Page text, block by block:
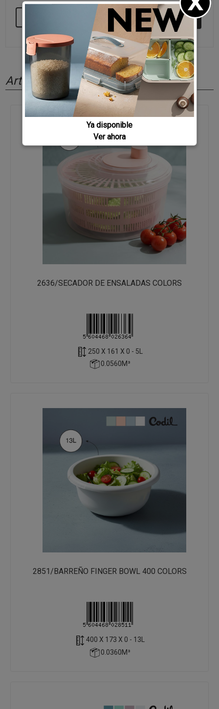
SEGUIR COMPRANDO
Artículos relacionados
2636/SECADOR DE ENSALADAS COLORS
250 X 161 X 0 - 5L
0.0560M³
2851/BARREÑO FINGER BOWL 400 COLORS
400 X 173 X 0 - 13L
0.0360M³
Ya disponible
Ver ahora